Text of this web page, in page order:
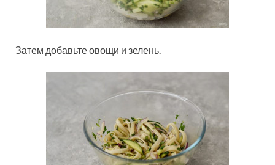
Затем добавьте овощи и зелень.